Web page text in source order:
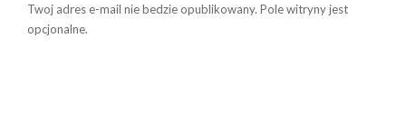
Twoj adres e-mail nie bedzie opublikowany. Pole witryny jest
opcjonalne.